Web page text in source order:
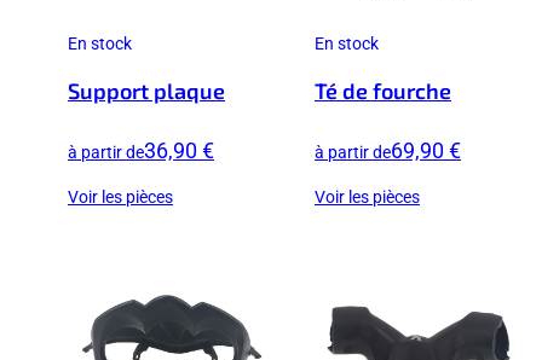
En stock
Support plaque
à partir de36,90 €
Voir les pièces
En stock
Té de fourche
à partir de69,90 €
Voir les pièces